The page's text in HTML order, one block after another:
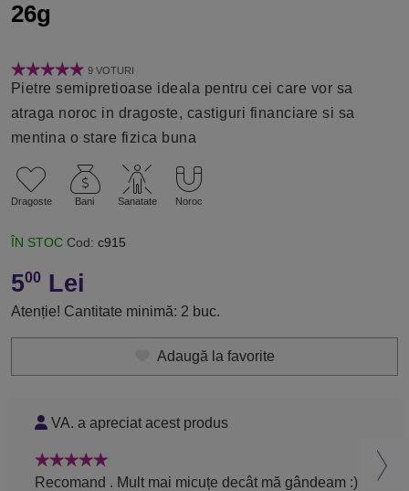
26g
9 VOTURI
Pietre semipretioase ideala pentru cei care vor sa
atraga noroc in dragoste, castiguri financiare si sa
mentina o stare fizica buna
Dragoste Bani Sanatate Noroc
ÎN STOC Cod: c915
500Lei
Atenție! Cantitate minimă: 2 buc.
Adaugă la favorite
VA. a apreciat acest produs
Recomand . Mult mai micuțe decât mă gândeam :)